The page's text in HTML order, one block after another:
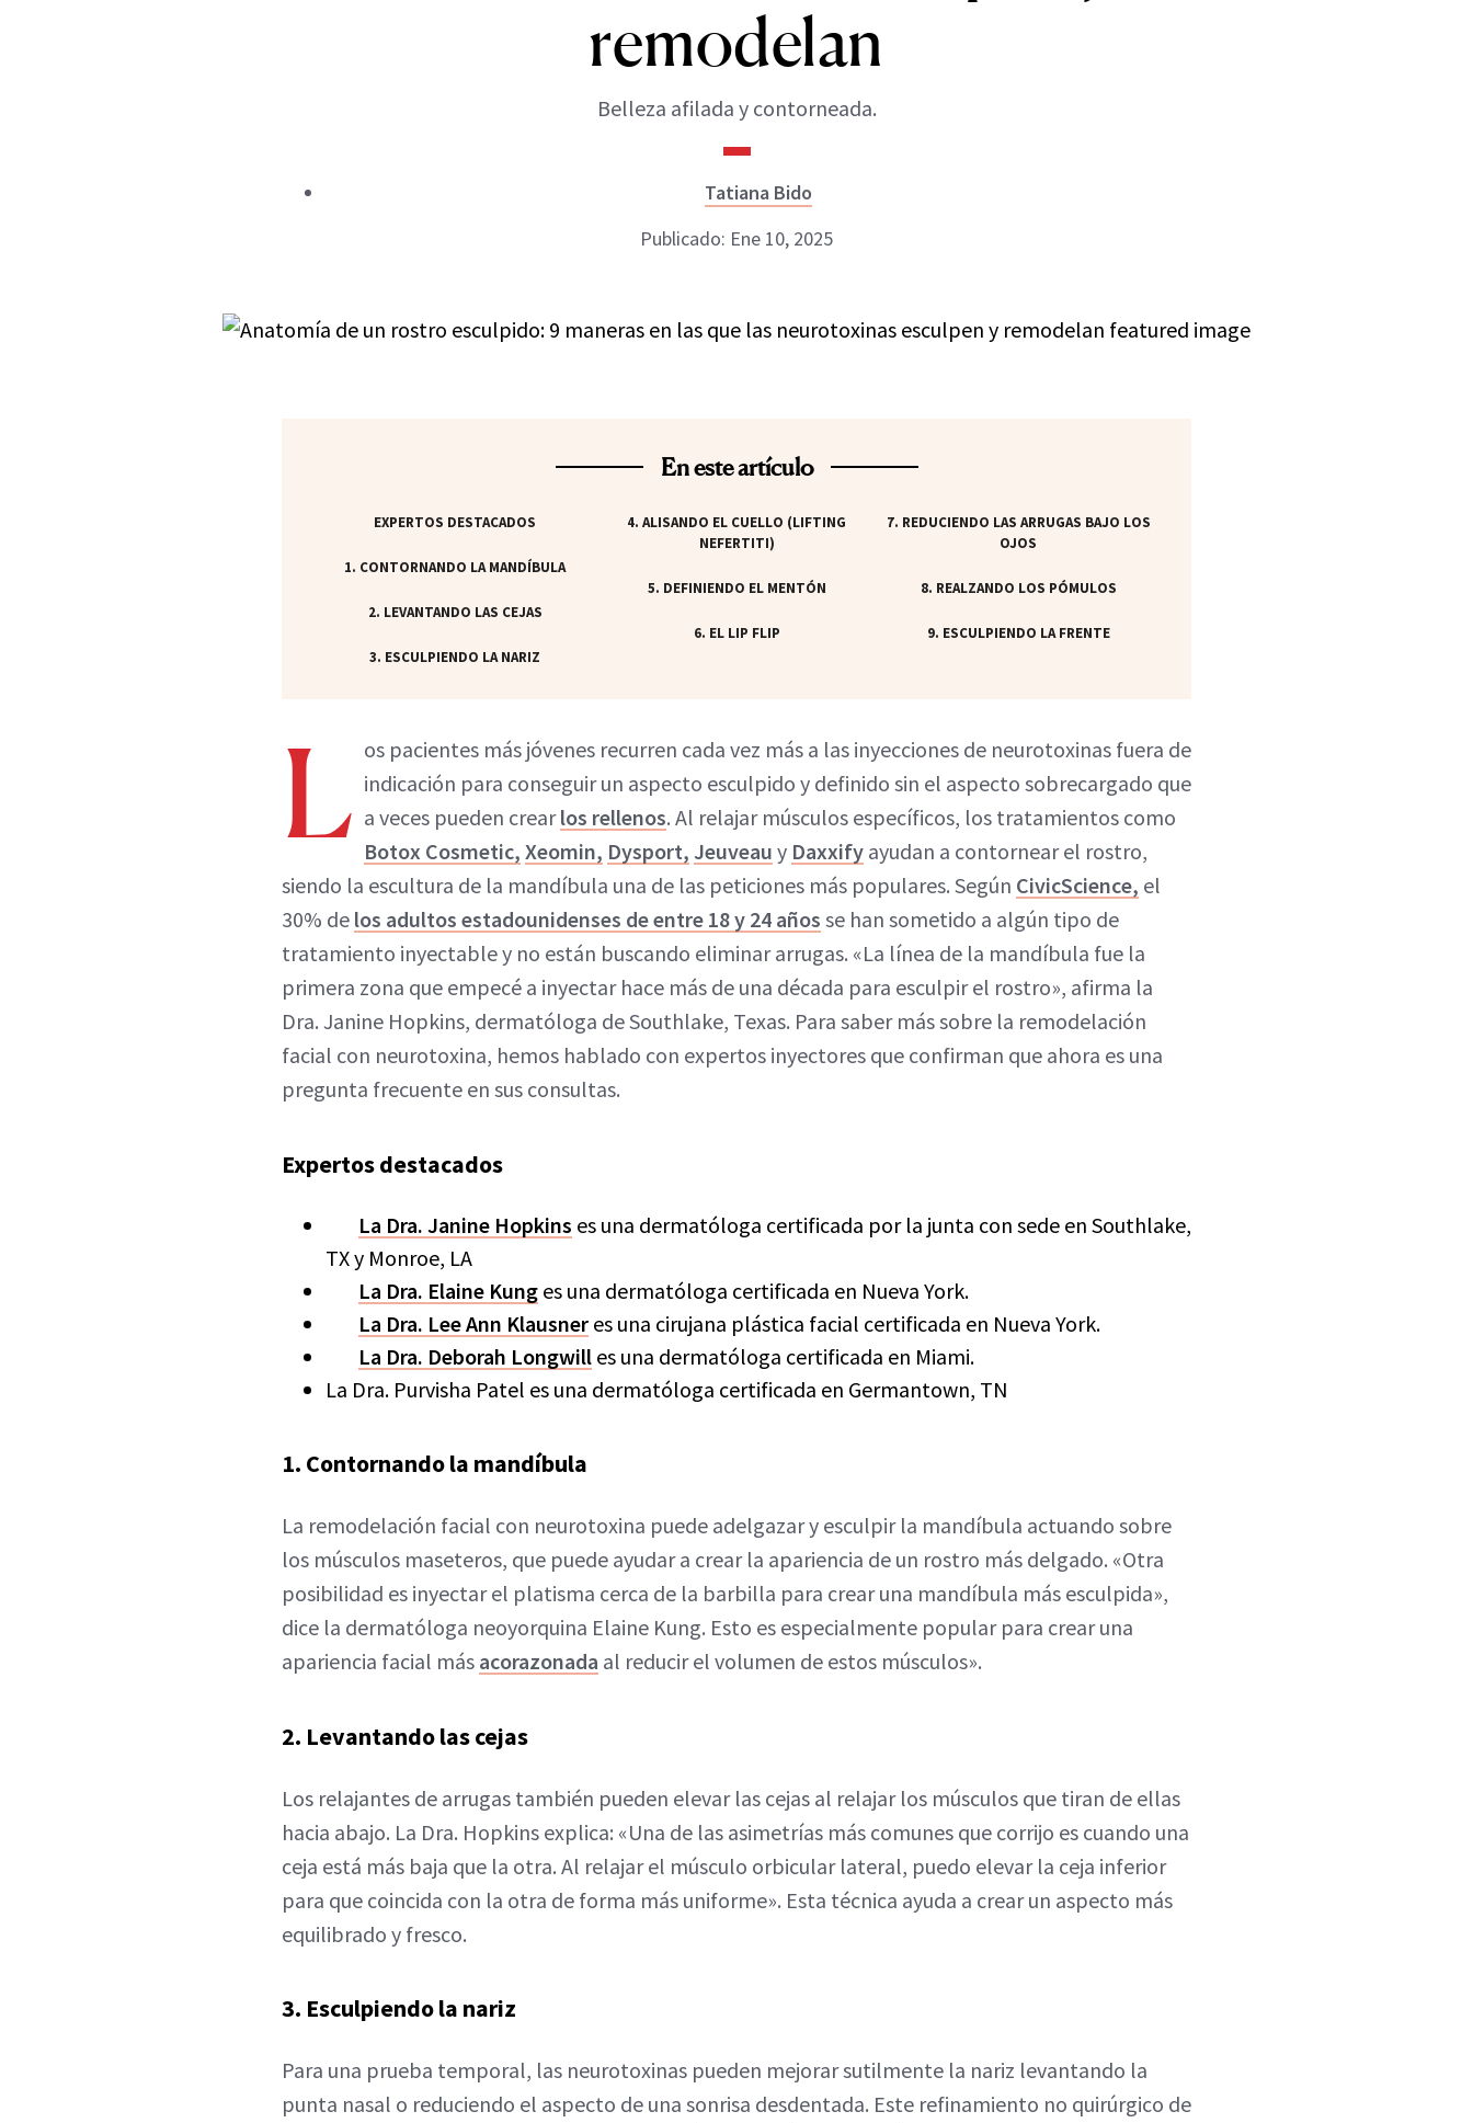
remodelan
Belleza afilada y contorneada.
Tatiana Bido
Publicado: Ene 10, 2025
En este artículo
EXPERTOS DESTACADOS
1. CONTORNANDO LA MANDÍBULA
2. LEVANTANDO LAS CEJAS
3. ESCULPIENDO LA NARIZ
4. ALISANDO EL CUELLO (LIFTING
NEFERTITI)
5. DEFINIENDO EL MENTÓN
6. EL LIP FLIP
7. REDUCIENDO LAS ARRUGAS BAJO LOS
OJOS
8. REALZANDO LOS PÓMULOS
9. ESCULPIENDO LA FRENTE
L os pacientes más jóvenes recurren cada vez más a las inyecciones de neurotoxinas fuera de
indicación para conseguir un aspecto esculpido y definido sin el aspecto sobrecargado que
a veces pueden crearlos rellenos. Al relajar músculos específicos, los tratamientos como
Botox Cosmetic, Xeomin, Dysport, Jeuveau y Daxxify ayudan a contornear el rostro,
siendo la escultura de la mandíbula una de las peticiones más populares. Según CivicScience, el
30% de los adultos estadounidenses de entre 18 y 24 años se han sometido a algún tipo de
tratamiento inyectable y no están buscando eliminar arrugas. «La línea de la mandíbula fue la
primera zona que empecé a inyectar hace más de una década para esculpir el rostro», afirma la
Dra. Janine Hopkins, dermatóloga de Southlake, Texas. Para saber más sobre la remodelación
facial con neurotoxina, hemos hablado con expertos inyectores que confirman que ahora es una
pregunta frecuente en sus consultas.
Expertos destacados
La Dra. Janine Hopkins es una dermatóloga certificada por la junta con sede en Southlake,
TX y Monroe, LA
La Dra. Elaine Kung es una dermatóloga certificada en Nueva York.
La Dra. Lee Ann Klausner es una cirujana plástica facial certificada en Nueva York.
La Dra. Deborah Longwill es una dermatóloga certificada en Miami.
La Dra. Purvisha Patel es una dermatóloga certificada en Germantown, TN
1. Contornando la mandíbula
La remodelación facial con neurotoxina puede adelgazar y esculpir la mandíbula actuando sobre
los músculos maseteros, que puede ayudar a crear la apariencia de un rostro más delgado. «Otra
posibilidad es inyectar el platisma cerca de la barbilla para crear una mandíbula más esculpida»,
dice la dermatóloga neoyorquina Elaine Kung. Esto es especialmente popular para crear una
apariencia facial más acorazonada al reducir el volumen de estos músculos».
2. Levantando las cejas
Los relajantes de arrugas también pueden elevar las cejas al relajar los músculos que tiran de ellas
hacia abajo. La Dra. Hopkins explica: «Una de las asimetrías más comunes que corrijo es cuando una
ceja está más baja que la otra. Al relajar el músculo orbicular lateral, puedo elevar la ceja inferior
para que coincida con la otra de forma más uniforme». Esta técnica ayuda a crear un aspecto más
equilibrado y fresco.
3. Esculpiendo la nariz
Para una prueba temporal, las neurotoxinas pueden mejorar sutilmente la nariz levantando la
punta nasal o reduciendo el aspecto de una sonrisa desdentada. Este refinamiento no quirúrgico de